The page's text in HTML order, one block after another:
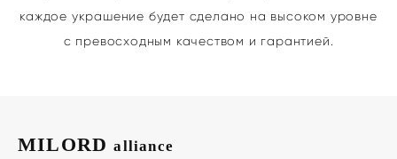
каждое украшение будет сделано на высоком уровне
с превосходным качеством и гарантией.
MILORDalliance